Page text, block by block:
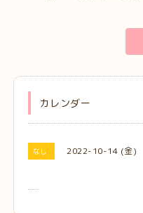
カレンダー
なし 2022-10-14 (金)